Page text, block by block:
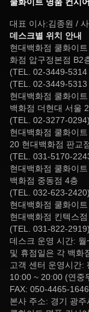
쿨화이트 명품 컨시
대표 이사:김종원 /
데스크별 위치 안내
현대백화점 쿨화이
화점 압구정본점 B2
(TEL. 02-3449-5314
(TEL. 02-3449-5313
현대백화점 쿨화이
백화점 더현대 서울
(TEL. 02-3277-0294)
현대백화점 쿨화이
20 현대백화점 판교
(TEL. 031-5170-
현대백화점 쿨화이
백화점 중동점 4층
(TEL. 032-623-2420)
현대백화점 쿨화이
현대백화점 킨텍스
(TEL. 031-822-2919)
데스크 운영 시간:
및 휴점일은 각 백화
고객 센터 운영시간:
10:00 ~ 20:00 (연중
FAX: 050-4465-1646
본사 주소: 경기 광